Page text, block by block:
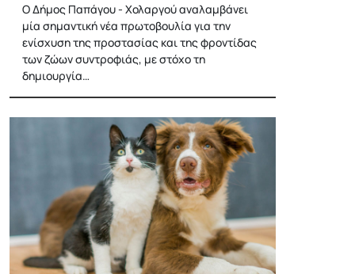
Ο Δήμος Παπάγου - Χολαργού αναλαμβάνει
μία σημαντική νέα πρωτοβουλία για την
ενίσχυση της προστασίας και της φροντίδας
των ζώων συντροφιάς, με στόχο τη
δημιουργία…